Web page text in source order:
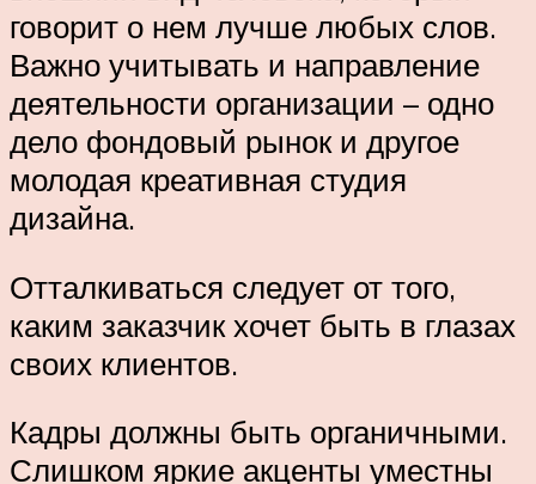
говорит о нем лучше любых слов.
Важно учитывать и направление
деятельности организации – одно
дело фондовый рынок и другое
молодая креативная студия
дизайна.
Отталкиваться следует от того,
каким заказчик хочет быть в глазах
своих клиентов.
Кадры должны быть органичными.
Слишком яркие акценты уместны